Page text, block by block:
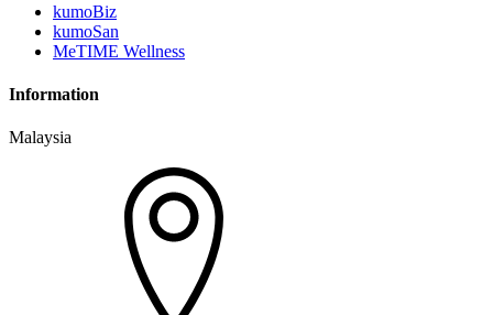
kumoBiz
kumoSan
MeTIME Wellness
Information
Malaysia